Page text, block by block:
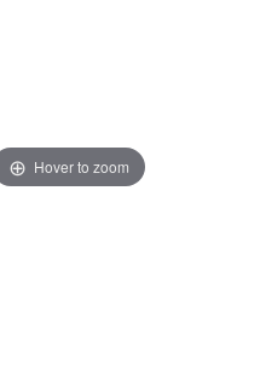
Hover to zoom